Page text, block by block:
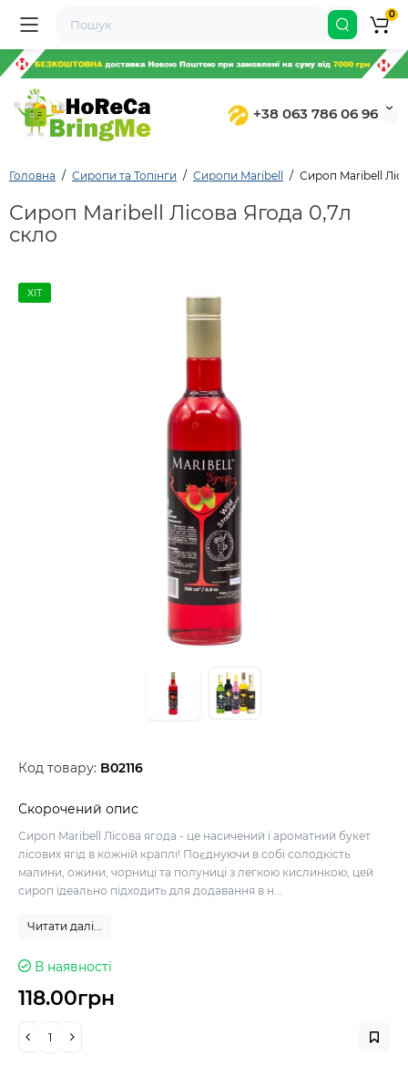
+38 063 786 06 96
0
Головна Сиропи та Топінги Сиропи Maribell Сироп Maribell
Сироп Maribell Лісова Ягода 0,7л
скло
ХІТ
Код товару: B02116
Скорочений опис
Сироп Maribell Лісова ягода - це насичений і ароматний букет
лісових ягід в кожній краплі! Поєднуючи в собі солодкість
малини, ожини, чорниці та полуниці з легкою кислинкою, цей
сироп ідеально підходить для додавання в н...
Читати далі...
В наявності
118.00грн